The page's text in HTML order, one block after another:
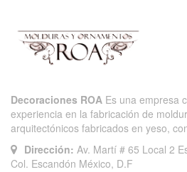
Decoraciones ROA Es una empresa
experiencia en la fabricación de
arquitectónicos fabricados en yeso,
Dirección: Av. Martí # 65 Local 2
Col. Escandón México, D.F